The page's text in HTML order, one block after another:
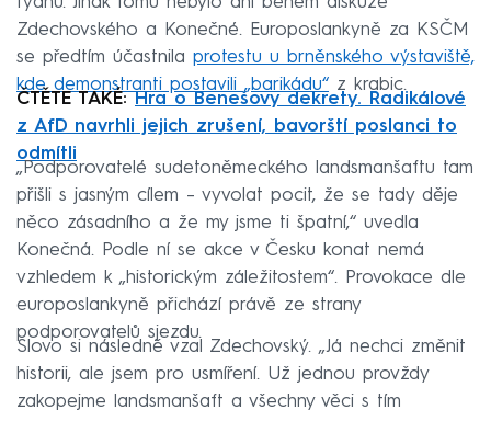
Zdechovského a Konečné. Europoslankyně za KSČM
se předtím účastnila protestu u brněnského výstaviště,
kde demonstranti postavili „barikádu“ z krabic.
ČTĚTE TAKÉ:
Hra o Benešovy dekrety. Radikálové
z AfD navrhli jejich zrušení, bavorští poslanci to
odmítli
„Podporovatelé sudetoněmeckého landsmanšaftu tam
přišli s jasným cílem – vyvolat pocit, že se tady děje
něco zásadního a že my jsme ti špatní,“ uvedla
Konečná. Podle ní se akce v Česku konat nemá
vzhledem k „historickým záležitostem“. Provokace dle
europoslankyně přichází právě ze strany
podporovatelů sjezdu.
Slovo si následně vzal Zdechovský. „Já nechci změnit
historii, ale jsem pro usmíření. Už jednou provždy
zakopejme landsmanšaft a všechny věci s tím